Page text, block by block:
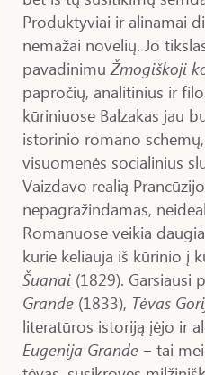
Produktyviai ir alinamai
nemažai novelių. Jo
pavadinimuŽmogiškoji
papročių, analitinius ir
kūriniuose Balzakas jau
istorinio romano
visuomenės socialinius
Vaizdavo realią
nepagražindamas,
Romanuose veikia
kurie keliauja iš kūrinio į
Šuanai (1829).
Grande (1833), Tėvas
literatūros istoriją įėjo ir
Eugenija Grande ‒ tai